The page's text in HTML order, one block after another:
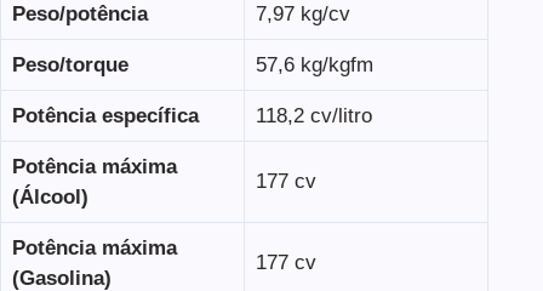
Peso/potência 7,97 kg/cv
Peso/torque 57,6 kg/kgfm
Potência específica 118,2 cv/litro
Potência máxima
(Álcool)
177 cv
Potência máxima
(Gasolina)
177 cv